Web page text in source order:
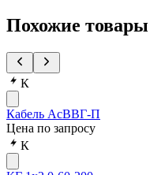
Похожие товары
К
Кабель АсВВГ-П
Цена по запросу
К